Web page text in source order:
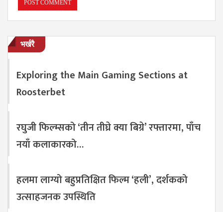
भर्खरै
Exploring the Main Gaming Sections at
Roosterbet
रघुजी फिल्म्सको ‘तीन तीघ्रे क्या बिग्रे’ रफ्तारमा, पाँच
नयाँ कलाकारको…
हलमा लाग्यो बहुप्रतिक्षित फिल्म ‘हली’, दर्शकको
उत्साहजनक उपस्थिति